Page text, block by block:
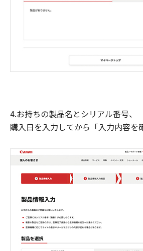
4.お持ちの製品名とシリアル番号、
購入日を入力してから「入力内容を